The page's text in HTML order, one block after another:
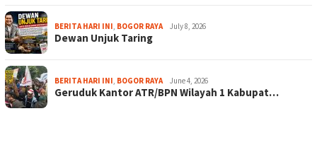
BERITA HARI INI BOGOR RAYA July 8, 2026
Dewan Unjuk Taring
BERITA HARI INI BOGOR RAYA June 4, 2026
Geruduk Kantor ATR/BPN Wilayah 1 Kabupat…